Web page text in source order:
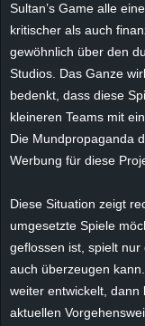
Sultan’s Game alle
kritischer als auch
gewöhnlich über den
Studios. Das Ganze
bedenkt, dass diese
kleineren Teams mit
Die Mundpropaganda
Werbung für diese
Diese Situation zeigt
umgesetzte Spiele
geflossen ist, spielt
auch überzeugen
weiter entwickelt, dann
aktuellen